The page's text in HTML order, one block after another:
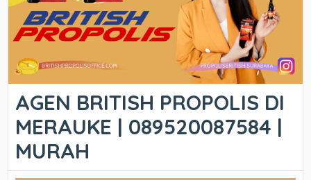
AGEN BRITISH PROPOLIS DI
MERAUKE | 089520087584 |
MURAH